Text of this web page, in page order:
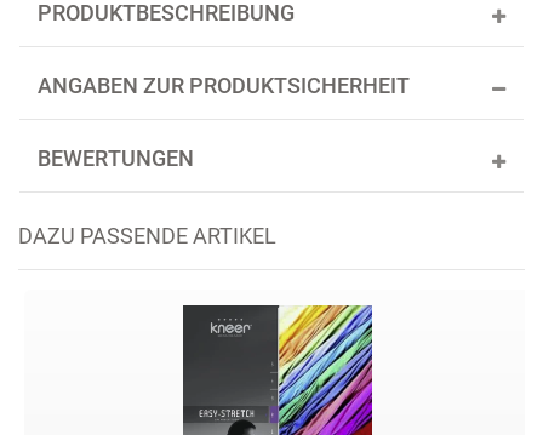
PRODUKTBESCHREIBUNG
ANGABEN ZUR PRODUKTSICHERHEIT
BEWERTUNGEN
DAZU PASSENDE ARTIKEL